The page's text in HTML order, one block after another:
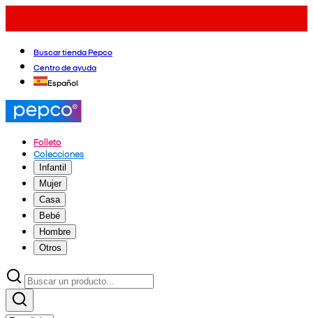
Buscar tienda Pepco
Centro de ayuda
Español
Folleto
Colecciones
Infantil
Mujer
Casa
Bebé
Hombre
Otros